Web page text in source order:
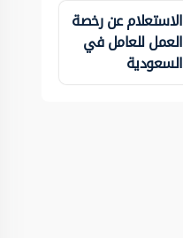
الاستعلام عن رخصة
العمل للعامل في
السعودية